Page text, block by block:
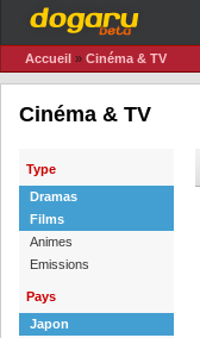
Accueil » Cinéma & TV
Cinéma & TV
Type
Dramas
Films
Animes
Emissions
Pays
Japon